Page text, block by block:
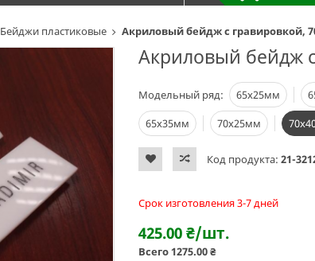
Бейджи пластиковые Акриловый бейдж с гравировкой,
Акриловый бейдж
Модельный ряд: 65х25мм
65х35мм
70х25мм
Код продукта: 21-
Срок изготовления 3-7 дней
425.00₴/шт.
Всего1275.00₴